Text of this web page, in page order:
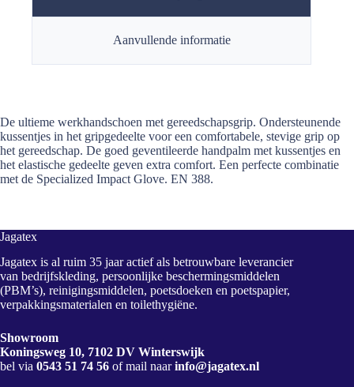
Aanvullende informatie
De ultieme werkhandschoen met gereedschapsgrip. Ondersteunende
kussentjes in het gripgedeelte voor een comfortabele, stevige grip op
het gereedschap. De goed geventileerde handpalm met kussentjes en
het elastische gedeelte geven extra comfort. Een perfecte combinatie
met de Specialized Impact Glove. EN 388.
Jagatex
Jagatex is al ruim 35 jaar actief als betrouwbare leverancier
van bedrijfskleding, persoonlijke beschermingsmiddelen
(PBM’s), reinigingsmiddelen, poetsdoeken en poetspapier,
verpakkingsmaterialen en toilethygiëne.
Showroom
Koningsweg 10, 7102 DV Winterswijk
bel via 0543 51 74 56 of mail naarinfo@jagatex.nl